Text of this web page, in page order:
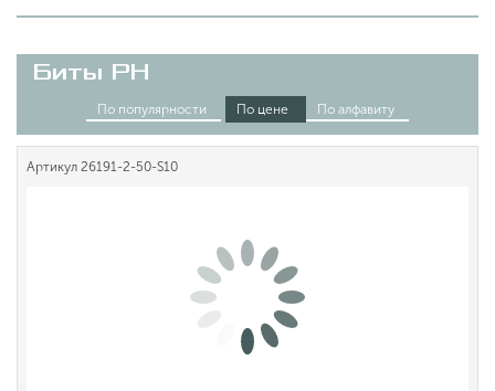
Биты PH
По популярности По цене По алфавиту
Артикул 26191-2-50-S10